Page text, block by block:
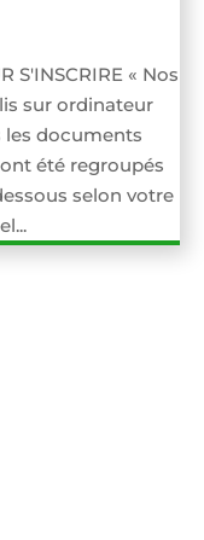
S'INSCRIRE « Nos
sur ordinateur
les documents
été regroupés
selon votre